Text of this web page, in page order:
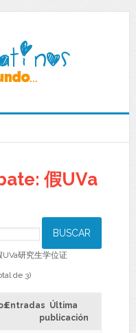
假UVa
研究生学位证
de 3)
Entradas Última
publicación